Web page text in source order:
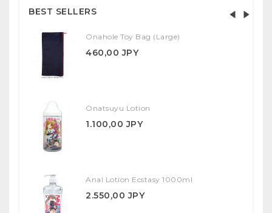
BEST SELLERS
Onahole Toy Bag (Large)
460,00 JPY
Onatsuyu Lotion
1.100,00 JPY
Anal Lotion Ecstasy 1000ml
2.550,00 JPY